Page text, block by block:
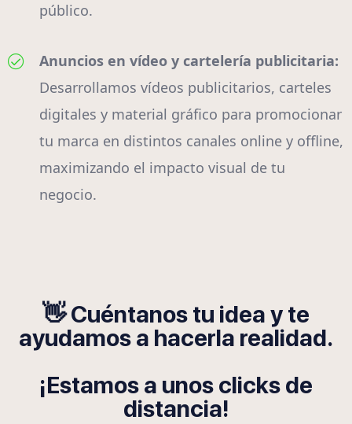
público.
Anuncios en vídeo y cartelería publicitaria:
Desarrollamos vídeos publicitarios, carteles
digitales y material gráfico para promocionar
tu marca en distintos canales online y offline,
maximizando el impacto visual de tu
negocio.
👋 Cuéntanos tu idea y te
ayudamos a hacerla realidad.
¡Estamos a unos clicks de
distancia!